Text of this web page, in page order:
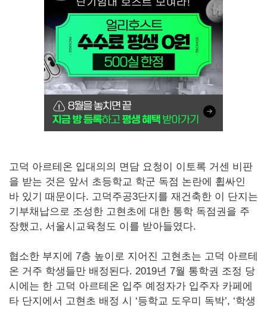
고덕 아르테온 입대의의 면담 요청이 이토록 거센 비판
을 받는 것은 앞서 초등학교 학군 독점 논란에 휩싸인
바 있기 때문이다. 고덕주공3단지를 재건축한 이 단지는
기부채납으로 조성한 고현초에 대한 통학 독점권을 주
장했고, 서울시교육청도 이를 받아들였다.
협소한 부지에 7층 높이로 지어진 고현초는 고덕 아르테
온 거주 학생들만 배정된다. 2019년 7월 통학권 조정 당
시에는 한 고덕 아르테온 입주 예정자가 입주자 카페에
타 단지에서 고현초 배정 시 ‘등학교 도우미 독박’, ‘학생